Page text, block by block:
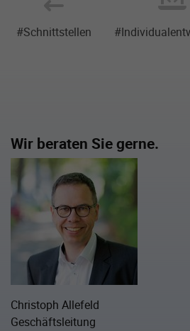
#Schnittstellen
Wir beraten Sie gerne.
Christoph Allefeld
Geschäftsleitung